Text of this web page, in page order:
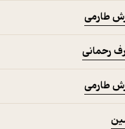
را به موفقیت افراد
مدام پشت گوش
طارمی
رحمانی
طارمی